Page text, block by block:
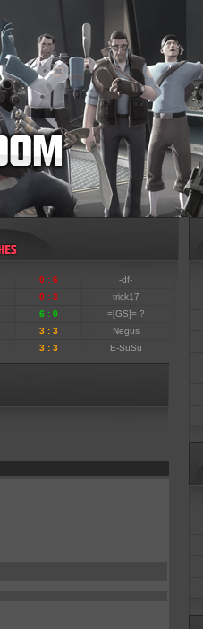
0 : 6
-df-
0 : 3
trick17
6 : 0
=[GS]= ?
3 : 3
Negus
3 : 3 E-SuSu